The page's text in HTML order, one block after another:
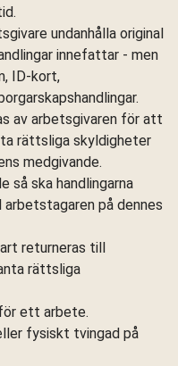
undanhålla original
innefattar - men
ID-kort,
av arbetsgivaren för att
rättsliga skyldigheter
medgivande.
så ska handlingarna
på dennes
returneras till
rättsliga
ett arbete.
fysiskt tvingad på